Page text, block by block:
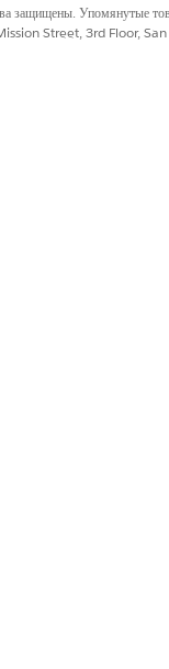
Упомянутые
Street, 3rd Floor,